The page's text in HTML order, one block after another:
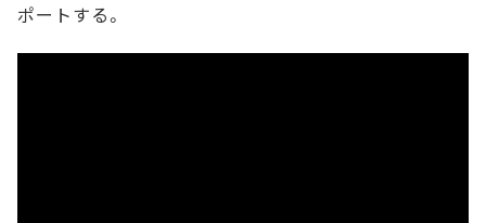
ポートする。